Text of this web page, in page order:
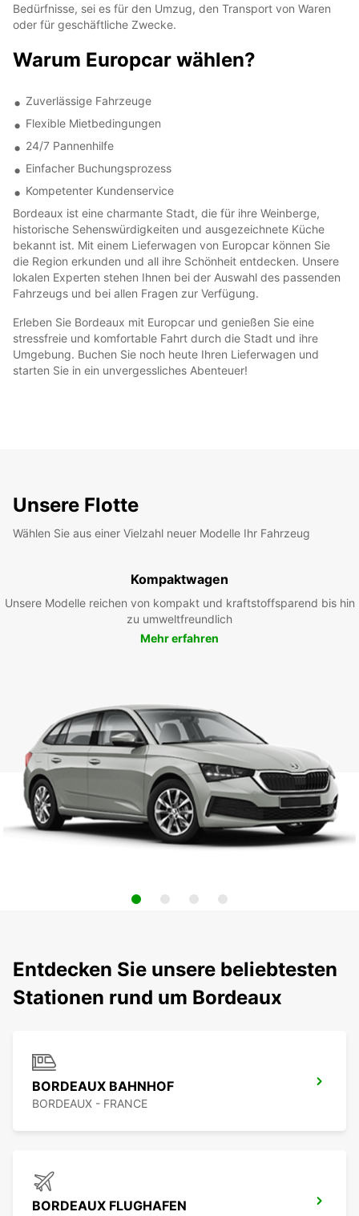
Bedürfnisse, sei es für den Umzug, den Transport von Waren
oder für geschäftliche Zwecke.
Warum Europcar wählen?
Zuverlässige Fahrzeuge
Flexible Mietbedingungen
24/7 Pannenhilfe
Einfacher Buchungsprozess
Kompetenter Kundenservice
Bordeaux ist eine charmante Stadt, die für ihre Weinberge,
historische Sehenswürdigkeiten und ausgezeichnete Küche
bekannt ist. Mit einem Lieferwagen von Europcar können Sie
die Region erkunden und all ihre Schönheit entdecken. Unsere
lokalen Experten stehen Ihnen bei der Auswahl des passenden
Fahrzeugs und bei allen Fragen zur Verfügung.
Erleben Sie Bordeaux mit Europcar und genießen Sie eine
stressfreie und komfortable Fahrt durch die Stadt und ihre
Umgebung. Buchen Sie noch heute Ihren Lieferwagen und
starten Sie in ein unvergessliches Abenteuer!
Unsere Flotte
Wählen Sie aus einer Vielzahl neuer Modelle Ihr Fahrzeug
Kompaktwagen
Unsere Modelle reichen von kompakt und kraftstoffsparend bis hin
zu umweltfreundlich
Mehr erfahren
Entdecken Sie unsere beliebtesten
Stationen rund um Bordeaux
BORDEAUX BAHNHOF
BORDEAUX - FRANCE
BORDEAUX FLUGHAFEN